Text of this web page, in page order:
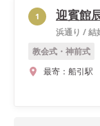
1
浜通り /結
迎賓館
教会式・神前式
最寄： 船引駅